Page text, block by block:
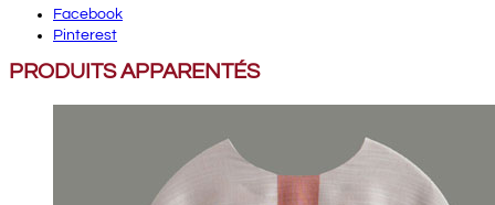
Facebook
Pinterest
PRODUITS APPARENTÉS